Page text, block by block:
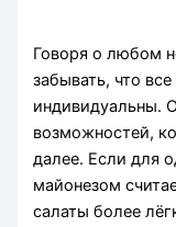
Говоря о любом
забывать, что
индивидуальны.
возможностей,
далее. Если для
майонезом
салаты более